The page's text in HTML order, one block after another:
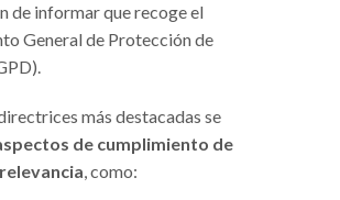
de informar que recoge el
General de Protección de
más destacadas se
de cumplimiento de
, como: